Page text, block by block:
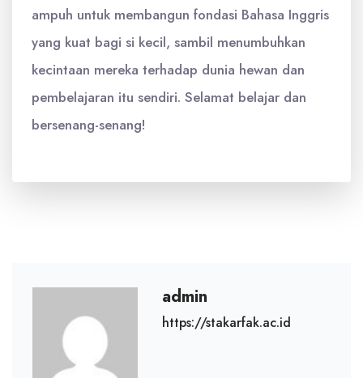
ampuh untuk membangun fondasi Bahasa Inggris
yang kuat bagi si kecil, sambil menumbuhkan
kecintaan mereka terhadap dunia hewan dan
pembelajaran itu sendiri. Selamat belajar dan
bersenang-senang!
admin
https://stakarfak.ac.id